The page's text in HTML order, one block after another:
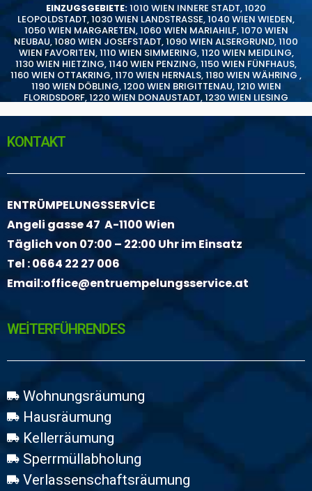
EINZUGSGEBIETE:1010 WIEN INNERE STADT,1020
LEOPOLDSTADT,1030 WIEN LANDSTRASSE,1040 WIEN WIEDEN,
1050 WIEN MARGARETEN,1060 WIEN MARIAHILF,1070 WIEN
NEUBAU,1080 WIEN JOSEFSTADT,1090 WIEN ALSERGRUND,1100
WIEN FAVORITEN,1110 WIEN SIMMERING,1120 WIEN MEIDLING,
1130 WIEN HIETZING,1140 WIEN PENZING,1150 WIEN FÜNFHAUS,
1160 WIEN OTTAKRING,1170 WIEN HERNALS,1180 WIEN WÄHRING ,
1190 WIEN DÖBLING,1200 WIEN BRIGITTENAU,1210 WIEN
FLORIDSDORF,1220 WIEN DONAUSTADT,1230 WIEN LIESING
KONTAKT
ENTRÜMPELUNGSSERVİCE
Angeli gasse 47 A-1100 Wien
Täglich von 07:00 – 22:00 Uhr im Einsatz
Tel :0664 22 27 006
Email:office@entruempelungsservice.at
WEİTERFÜHRENDES
Wohnungsräumung
Hausräumung
Kellerräumung
Sperrmüllabholung
Verlassenschaftsräumung